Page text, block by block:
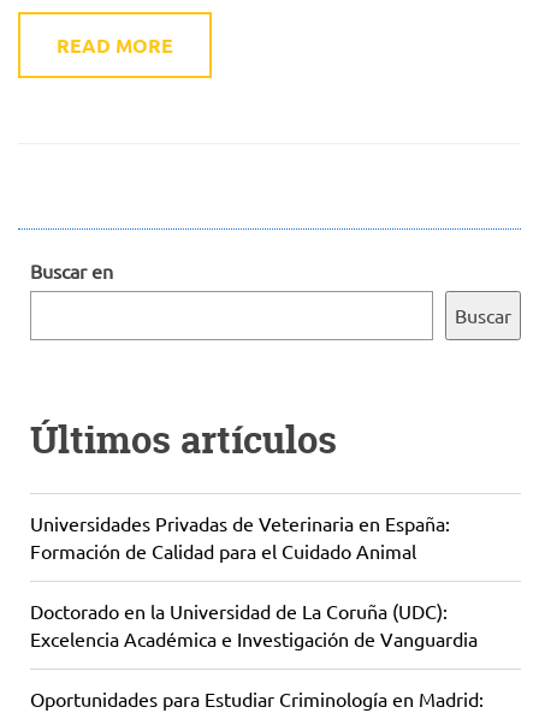
READ MORE
Buscar en
Buscar
Últimos artículos
Universidades Privadas de Veterinaria en España:
Formación de Calidad para el Cuidado Animal
Doctorado en la Universidad de La Coruña (UDC):
Excelencia Académica e Investigación de Vanguardia
Oportunidades para Estudiar Criminología en Madrid: